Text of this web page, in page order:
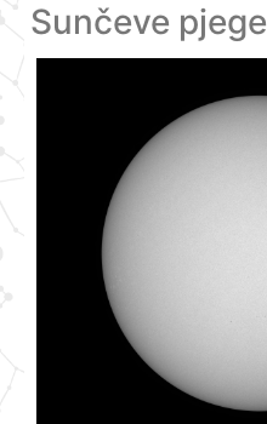
Sunčeve pjege